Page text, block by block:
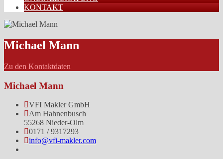
KONTAKT
Michael Mann
Zu den Kontaktdaten
Michael Mann
VFI Makler GmbH
Am Hahnenbusch
55268 Nieder-Olm
0171 / 9317293
info@vfi-makler.com